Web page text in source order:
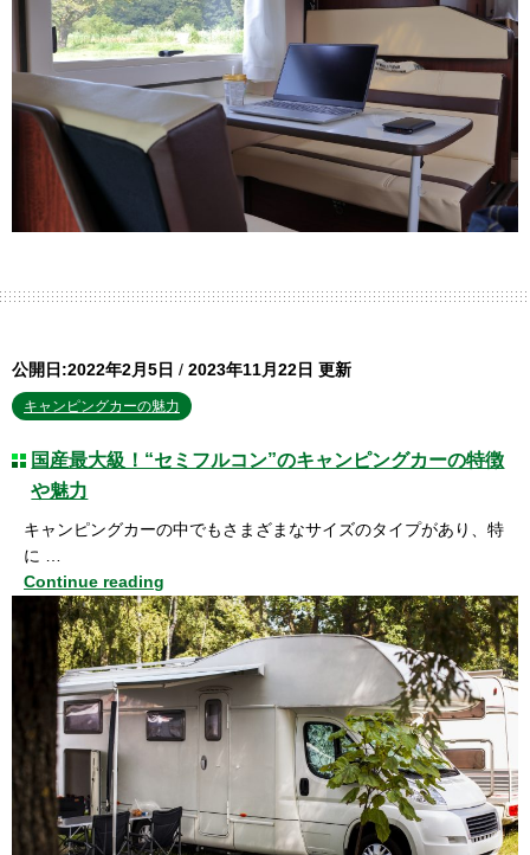
公開日:2022年2月5日 / 2023年11月22日 更新
キャンピングカーの魅力
国産最大級！“セミフルコン”のキャンピングカーの特徴
や魅力
キャンピングカーの中でもさまざまなサイズのタイプがあり、特
に …
Continue reading